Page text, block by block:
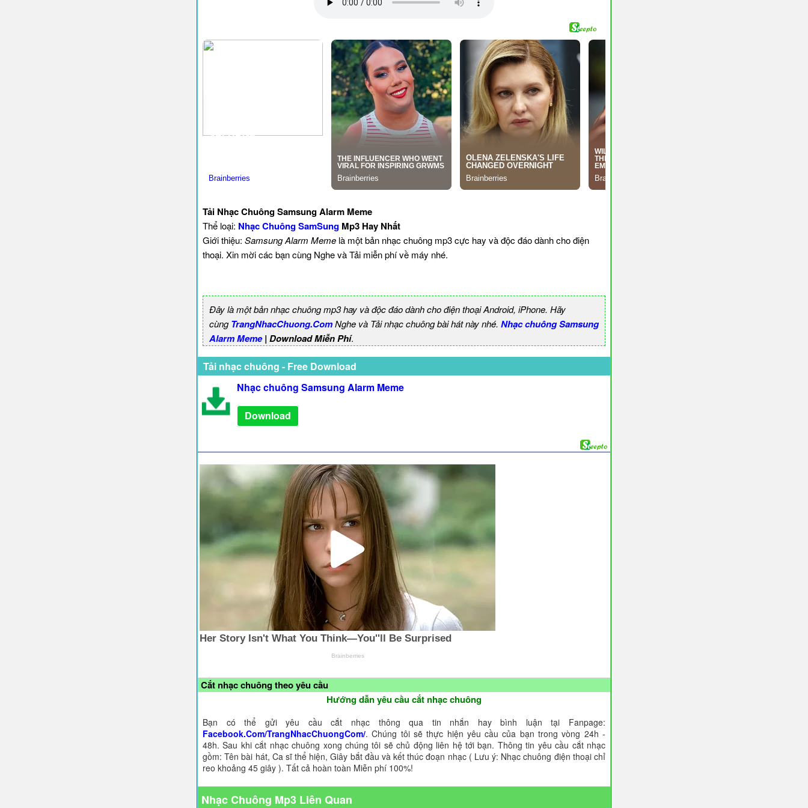
Tải Nhạc Chuông Samsung Alarm Meme
Thể loại: Nhạc Chuông SamSung Mp3 Hay Nhất
Giới thiệu: Samsung Alarm Meme là một bản nhạc chuông mp3 cực hay và độc đáo dành cho điện
thoại. Xin mời các bạn cùng Nghe và Tải miễn phí về máy nhé.
Đây là một bản nhạc chuông mp3 hay và độc đáo dành cho điện thoại Android, iPhone. Hãy
cùngTrangNhacChuong.ComNghe và Tải nhạc chuông bài hát này nhé. Nhạc chuông Samsung
Alarm Meme| Download Miễn Phí.
Tải nhạc chuông - Free Download
Nhạc chuông Samsung Alarm Meme
Download
Cắt nhạc chuông theo yêu cầu
Hướng dẫn yêu cầu cắt nhạc chuông
Bạn có thể gửi yêu cầu cắt nhạc thông qua tin nhắn hay bình luận tại Fanpage:
Facebook.Com/TrangNhacChuongCom/. Chúng tôi sẽ thực hiện yêu cầu của bạn trong vòng 24h -
48h. Sau khi cắt nhạc chuông xong chúng tôi sẽ chủ động liên hệ tới bạn. Thông tin yêu cầu cắt nhạc
gồm: Tên bài hát, Ca sĩ thể hiện, Giây bắt đầu và kết thúc đoạn nhạc ( Lưu ý: Nhạc chuông điện thoại chỉ
reo khoảng 45 giây ). Tất cả hoàn toàn Miễn phí 100%!
Nhạc Chuông Mp3 Liên Quan